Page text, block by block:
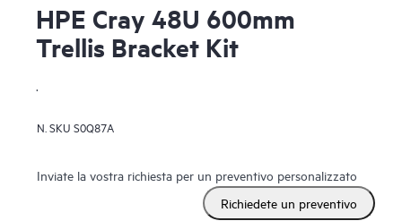
HPE Cray 48U 600mm
Trellis Bracket Kit
.
N. SKU S0Q87A
Inviate la vostra richiesta per un preventivo personalizzato
Richiedete un preventivo